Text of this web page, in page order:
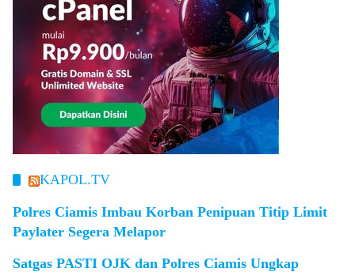
KAPOL.TV
Polres Ciamis Imbau Korban Penipuan Titip Limit
Paylater Segera Melapor
Satgas PASTI OJK dan Polres Ciamis Ungkap